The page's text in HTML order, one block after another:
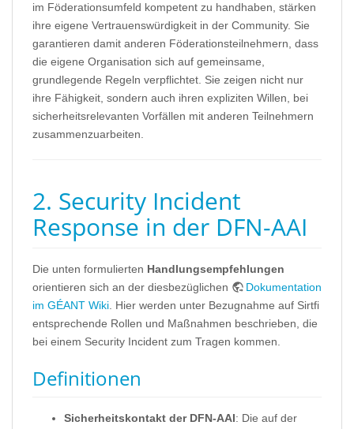
im Föderationsumfeld kompetent zu handhaben, stärken
ihre eigene Vertrauenswürdigkeit in der Community. Sie
garantieren damit anderen Föderationsteilnehmern, dass
die eigene Organisation sich auf gemeinsame,
grundlegende Regeln verpflichtet. Sie zeigen nicht nur
ihre Fähigkeit, sondern auch ihren expliziten Willen, bei
sicherheitsrelevanten Vorfällen mit anderen Teilnehmern
zusammenzuarbeiten.
2. Security Incident
Response in der DFN-AAI
Die unten formulierten Handlungsempfehlungen
orientieren sich an der diesbezüglichen
Dokumentation
im GÉANT Wiki . Hier werden unter Bezugnahme auf Sirtfi
entsprechende Rollen und Maßnahmen beschrieben, die
bei einem Security Incident zum Tragen kommen.
Definitionen
Sicherheitskontakt der DFN-AAI: Die auf der